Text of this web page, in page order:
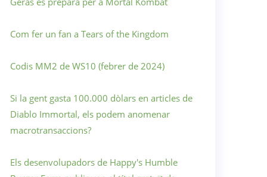
Com fer un fan a Tears of the Kingdom
Codis MM2 de WS10 (febrer de 2024)
Si la gent gasta 100.000 dòlars en articles de
Diablo Immortal, els podem anomenar
macrotransaccions?
Els desenvolupadors de Happy's Humble